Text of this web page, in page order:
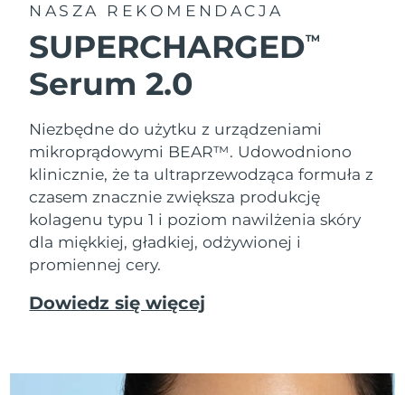
NASZA REKOMENDACJA
SUPERCHARGEDTM
Serum 2.0
Niezbędne do użytku z urządzeniami
mikroprądowymi BEAR™. Udowodniono
klinicznie, że ta ultraprzewodząca formuła z
czasem znacznie zwiększa produkcję
kolagenu typu 1 i poziom nawilżenia skóry
dla miękkiej, gładkiej, odżywionej i
promiennej cery.
Dowiedz się więcej